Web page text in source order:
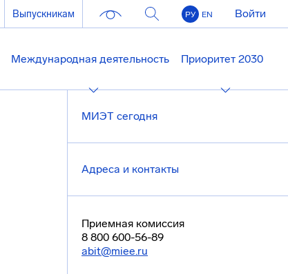
Выпускникам РУ EN Войти
Международная деятельность Приоритет 2030
МИЭТ сегодня
Адреса и контакты
Приемная комиссия
8 800 600-56-89
abit@miee.ru